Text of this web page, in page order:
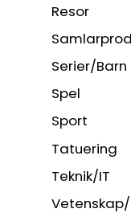
Resor
Serier/Barn
Spel
Sport
Tatuering
Teknik/IT